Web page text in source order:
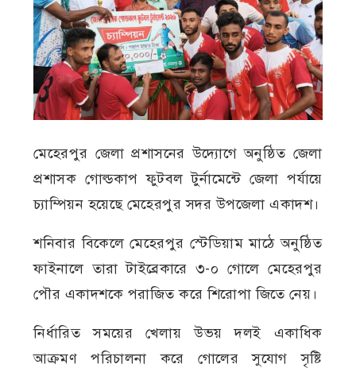
মেহেরপুর জেলা প্রশাসনের উদ্যোগে অনুষ্ঠিত জেলা
প্রশাসক গোল্ডকাপ ফুটবল টুর্নামেন্টে জেলা পর্যায়ে
চ্যাম্পিয়ন হয়েছে মেহেরপুর সদর উপজেলা একাদশ।
শনিবার বিকেলে মেহেরপুর স্টেডিয়াম মাঠে অনুষ্ঠিত
ফাইনালে তারা টাইব্রেকারে ৩-০ গোলে মেহেরপুর
পৌর একাদশকে পরাজিত করে শিরোপা জিতে নেয়।
নির্ধারিত সময়ের খেলায় উভয় দলই একাধিক
আক্রমণ পরিচালনা করে গোলের সুযোগ সৃষ্টি